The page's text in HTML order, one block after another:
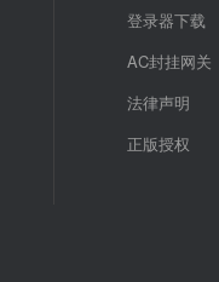
登录器下载
AC封挂网关
法律声明
正版授权